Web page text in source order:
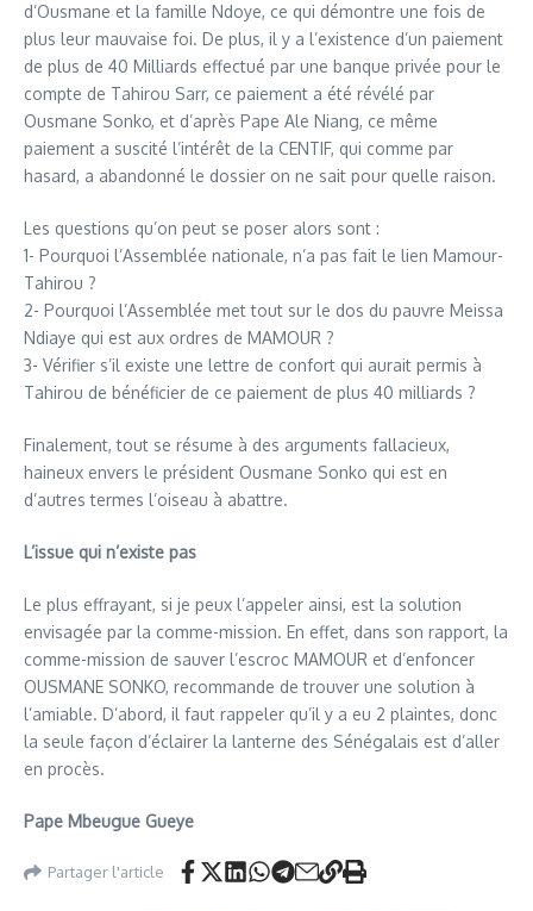
d’Ousmane et la famille Ndoye, ce qui démontre une fois de
plus leur mauvaise foi. De plus, il y a l’existence d’un paiement
de plus de 40 Milliards effectué par une banque privée pour le
compte de Tahirou Sarr, ce paiement a été révélé par
Ousmane Sonko, et d’après Pape Ale Niang, ce même
paiement a suscité l’intérêt de la CENTIF, qui comme par
hasard, a abandonné le dossier on ne sait pour quelle raison.
Les questions qu’on peut se poser alors sont :
1- Pourquoi l’Assemblée nationale, n’a pas fait le lien Mamour-
Tahirou ?
2- Pourquoi l’Assemblée met tout sur le dos du pauvre Meissa
Ndiaye qui est aux ordres de MAMOUR ?
3- Vérifier s’il existe une lettre de confort qui aurait permis à
Tahirou de bénéficier de ce paiement de plus 40 milliards ?
Finalement, tout se résume à des arguments fallacieux,
haineux envers le président Ousmane Sonko qui est en
d’autres termes l’oiseau à abattre.
L’issue qui n’existe pas
Le plus effrayant, si je peux l’appeler ainsi, est la solution
envisagée par la comme-mission. En effet, dans son rapport, la
comme-mission de sauver l’escroc MAMOUR et d’enfoncer
OUSMANE SONKO, recommande de trouver une solution à
l’amiable. D’abord, il faut rappeler qu’il y a eu 2 plaintes, donc
la seule façon d’éclairer la lanterne des Sénégalais est d’aller
en procès.
Pape Mbeugue Gueye
Partager l'article